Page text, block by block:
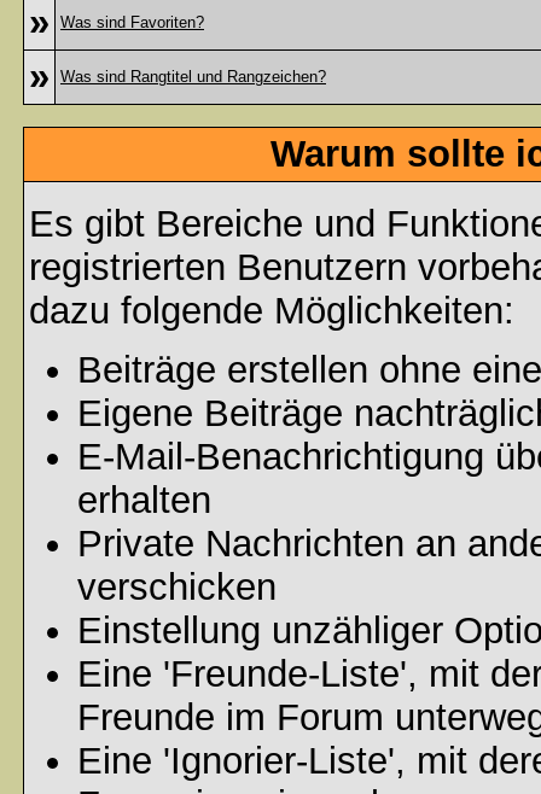
» Was sind Favoriten?
» Was sind Rangtitel und Rangzeichen?
Warum sollte
Es gibt Bereiche und
registrierten Benutzern
dazu folgende Möglichkeiten:
Beiträge erstellen ohne
Eigene Beiträge
E-Mail-Benachrichtigung
erhalten
Private Nachrichten an
verschicken
Einstellung unzähliger
Eine 'Freunde-Liste', mit
Freunde im Forum
Eine 'Ignorier-Liste', mit